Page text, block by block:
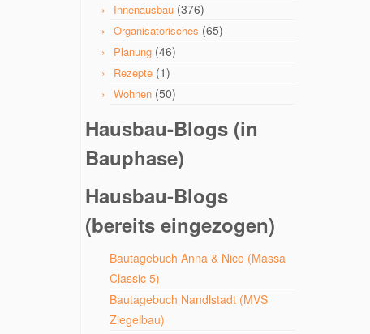
Innenausbau (376)
Organisatorisches (65)
Planung (46)
Rezepte (1)
Wohnen (50)
Hausbau-Blogs (in
Bauphase)
Hausbau-Blogs
(bereits eingezogen)
Bautagebuch Anna & Nico (Massa
Classic 5)
Bautagebuch Nandlstadt (MVS
Ziegelbau)